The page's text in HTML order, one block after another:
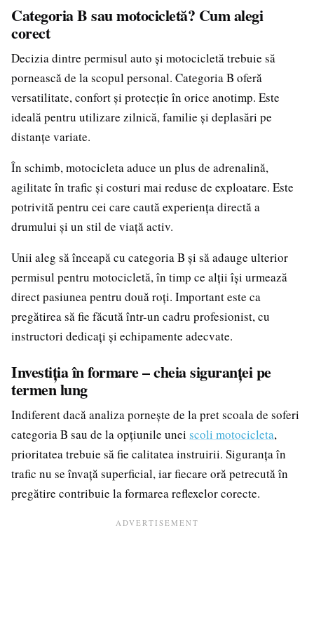
Categoria B sau motocicletă? Cum alegi
corect
Decizia dintre permisul auto și motocicletă trebuie să
pornească de la scopul personal. Categoria B oferă
versatilitate, confort și protecție în orice anotimp. Este
ideală pentru utilizare zilnică, familie și deplasări pe
distanțe variate.
În schimb, motocicleta aduce un plus de adrenalină,
agilitate în trafic și costuri mai reduse de exploatare. Este
potrivită pentru cei care caută experiența directă a
drumului și un stil de viață activ.
Unii aleg să înceapă cu categoria B și să adauge ulterior
permisul pentru motocicletă, în timp ce alții își urmează
direct pasiunea pentru două roți. Important este ca
pregătirea să fie făcută într-un cadru profesionist, cu
instructori dedicați și echipamente adecvate.
Investiția în formare – cheia siguranței pe
termen lung
Indiferent dacă analiza pornește de la pret scoala de soferi
categoria B sau de la opțiunile unei scoli motocicleta,
prioritatea trebuie să fie calitatea instruirii. Siguranța în
trafic nu se învață superficial, iar fiecare oră petrecută în
pregătire contribuie la formarea reflexelor corecte.